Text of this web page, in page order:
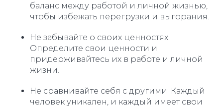
баланс между работой и личной жизнью,
чтобы избежать перегрузки и выгорания.
Не забывайте о своих ценностях.
Определите свои ценности и
придерживайтесь их в работе и личной
жизни.
Не сравнивайте себя с другими. Каждый
человек уникален, и каждый имеет свои